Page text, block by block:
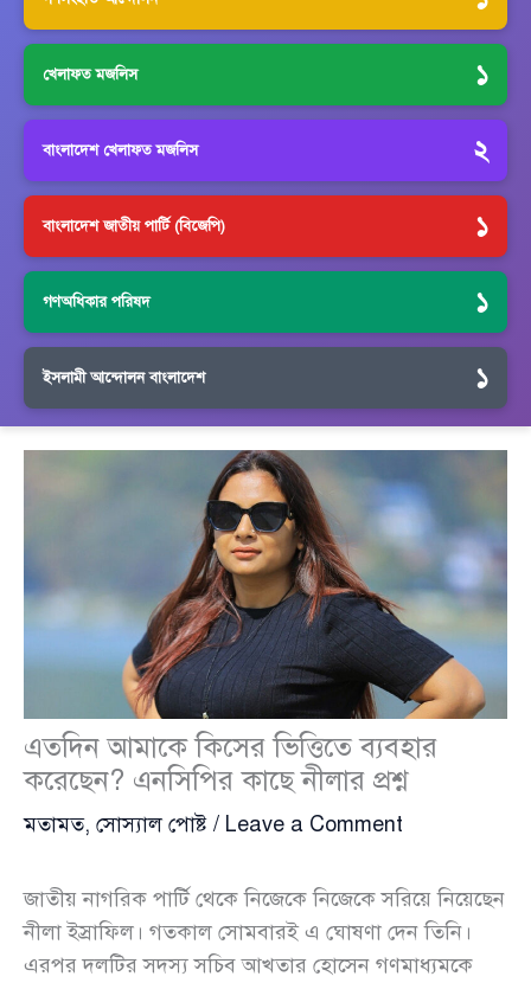
খেলাফত মজলিস ১
বাংলাদেশ খেলাফত মজলিস ২
বাংলাদেশ জাতীয় পার্টি (বিজেপি) ১
গণঅধিকার পরিষদ ১
ইসলামী আন্দোলন বাংলাদেশ ১
এতদিন আমাকে কিসের ভিত্তিতে ব্যবহার
করেছেন? এনসিপির কাছে নীলার প্রশ্ন
মতামত, সোস্যাল পোষ্ট / Leave a Comment
জাতীয় নাগরিক পার্টি থেকে নিজেকে নিজেকে সরিয়ে নিয়েছেন
নীলা ইস্রাফিল। গতকাল সোমবারই এ ঘোষণা দেন তিনি।
এরপর দলটির সদস্য সচিব আখতার হোসেন গণমাধ্যমকে